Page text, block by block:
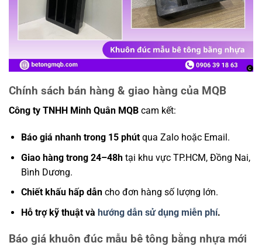
Chính sách bán hàng & giao hàng của MQB
Công ty TNHH Minh Quân MQB cam kết:
Báo giá nhanh trong 15 phútqua Zalo hoặc Email.
Giao hàng trong 24–48htại khu vực TP.HCM, Đồng Nai,
Bình Dương.
Chiết khấu hấp dẫncho đơn hàng số lượng lớn.
Hỗ trợ kỹ thuật và hướng dẫn sử dụng miễn phí.
Báo giá khuôn đúc mẫu bê tông bằng nhựa mới